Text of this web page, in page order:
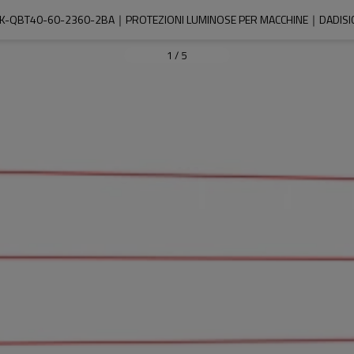
QBT40-60-2360-2BA｜PROTEZIONI LUMINOSE PER MACCHINE｜
1 / 5